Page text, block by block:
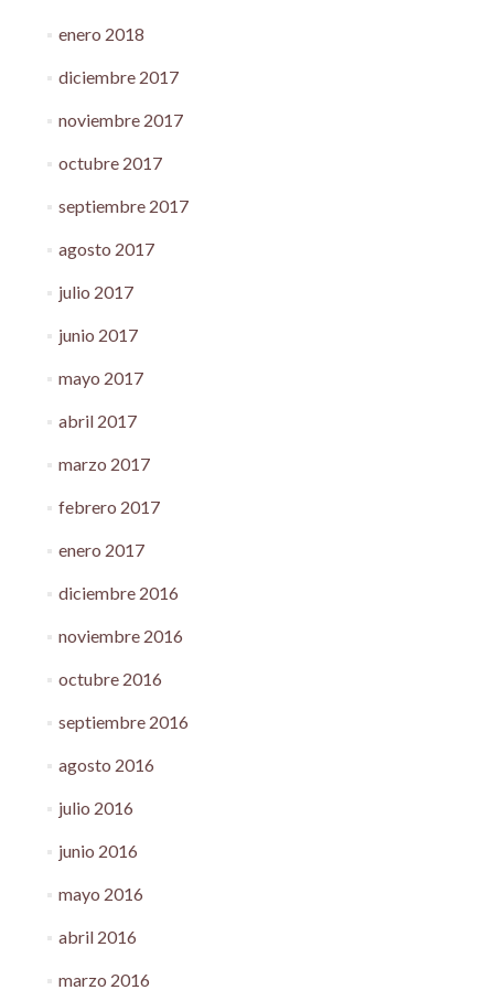
enero 2018
diciembre 2017
noviembre 2017
octubre 2017
septiembre 2017
agosto 2017
julio 2017
junio 2017
mayo 2017
abril 2017
marzo 2017
febrero 2017
enero 2017
diciembre 2016
noviembre 2016
octubre 2016
septiembre 2016
agosto 2016
julio 2016
junio 2016
mayo 2016
abril 2016
marzo 2016